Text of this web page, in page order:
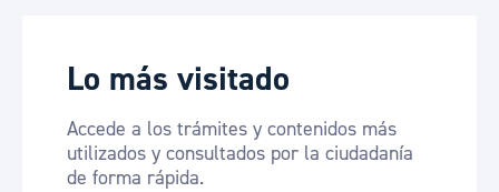
Lo más visitado
Accede a los trámites y contenidos más
utilizados y consultados por la ciudadanía
de forma rápida.